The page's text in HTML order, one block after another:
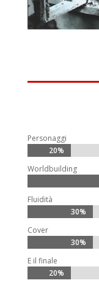
Personaggi
20%
20%
Worldbuilding
Fluidità
30%
30%
Cover
30%
30%
E il finale
20%
20%